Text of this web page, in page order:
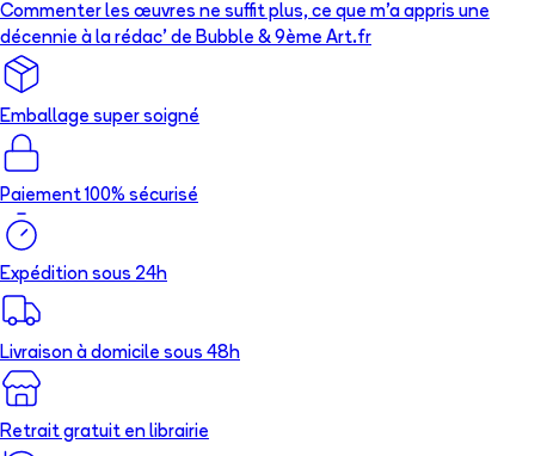
Commenter les œuvres ne suffit plus, ce que m’a appris une
décennie à la rédac’ de Bubble & 9ème Art.fr
Emballage super soigné
Paiement 100% sécurisé
Expédition sous 24h
Livraison à domicile sous 48h
Retrait gratuit en librairie